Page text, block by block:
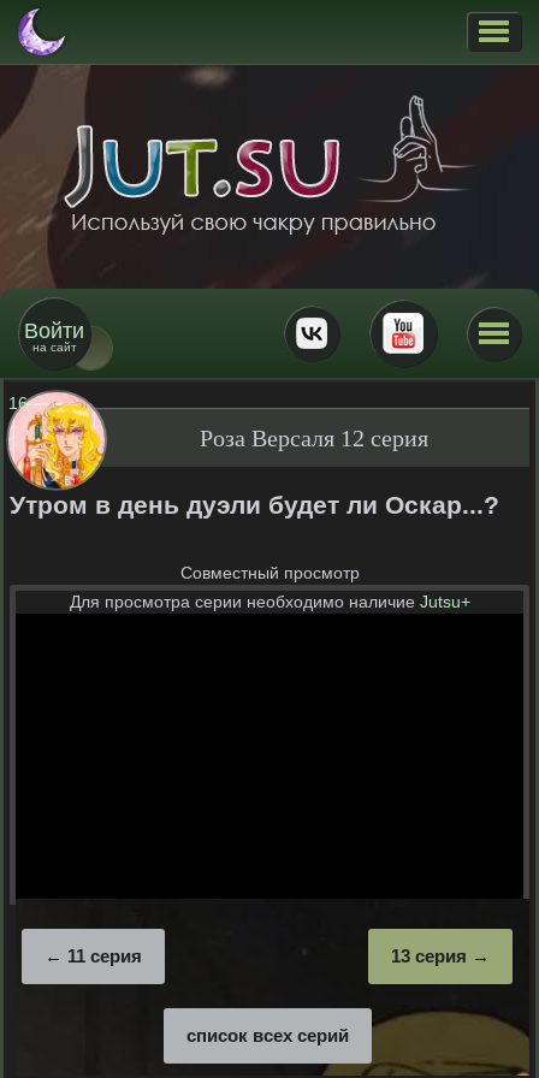
Войти
на сайт
16+
Роза Версаля 12 серия
Утром в день дуэли будет ли Оскар...?
Совместный просмотр
Для просмотра серии необходимо наличие Jutsu+
13 серия
11 серия
список всех серий